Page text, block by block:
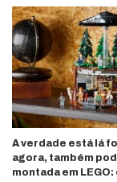
A verdade está lá
agora, também
montada em